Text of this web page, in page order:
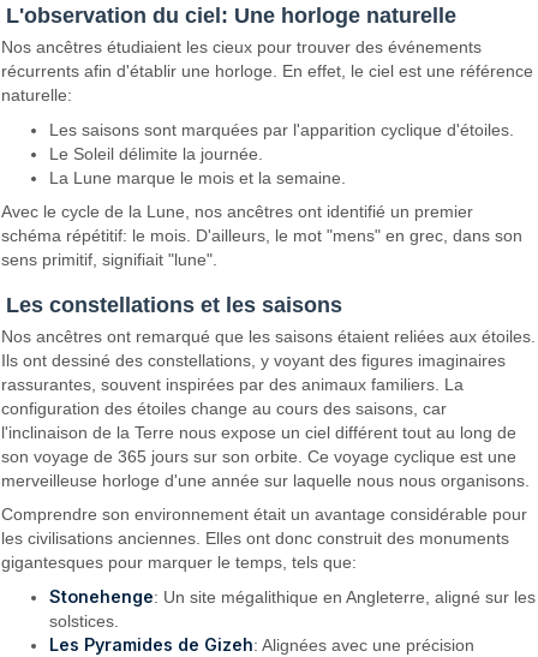
L'observation du ciel: Une horloge naturelle
Nos ancêtres étudiaient les cieux pour trouver des événements
récurrents afin d'établir une horloge. En effet, le ciel est une référence
naturelle:
Les saisons sont marquées par l'apparition cyclique d'étoiles.
Le Soleil délimite la journée.
La Lune marque le mois et la semaine.
Avec le cycle de la Lune, nos ancêtres ont identifié un premier
schéma répétitif: le mois. D'ailleurs, le mot "mens" en grec, dans son
sens primitif, signifiait "lune".
Les constellations et les saisons
Nos ancêtres ont remarqué que les saisons étaient reliées aux étoiles.
Ils ont dessiné des constellations, y voyant des figures imaginaires
rassurantes, souvent inspirées par des animaux familiers. La
configuration des étoiles change au cours des saisons, car
l'inclinaison de la Terre nous expose un ciel différent tout au long de
son voyage de 365 jours sur son orbite. Ce voyage cyclique est une
merveilleuse horloge d'une année sur laquelle nous nous organisons.
Comprendre son environnement était un avantage considérable pour
les civilisations anciennes. Elles ont donc construit des monuments
gigantesques pour marquer le temps, tels que:
Stonehenge: Un site mégalithique en Angleterre, aligné sur les
solstices.
Les Pyramides de Gizeh: Alignées avec une précision